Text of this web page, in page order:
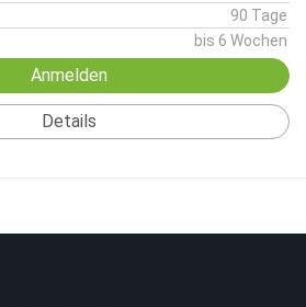
90 Tage
bis 6 Wochen
Anmelden
Details